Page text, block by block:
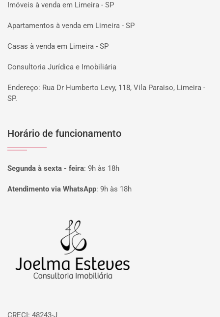
Imóveis à venda em Limeira - SP
Apartamentos à venda em Limeira - SP
Casas à venda em Limeira - SP
Consultoria Jurídica e Imobiliária
Endereço: Rua Dr Humberto Levy, 118, Vila Paraiso, Limeira -
SP.
Horário de funcionamento
Segunda à sexta - feira: 9h às 18h
Atendimento via WhatsApp: 9h às 18h
CRECI: 48243-J